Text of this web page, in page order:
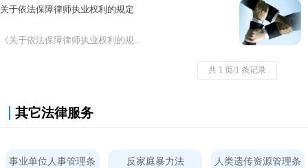
关于依法保障律师执业权利的规定
《关于依法保障律师执业权利的规...
共 1 页/1 条记录
其它法律服务
事业单位人事管理条 反家庭暴力法 人类遗传资源管理条